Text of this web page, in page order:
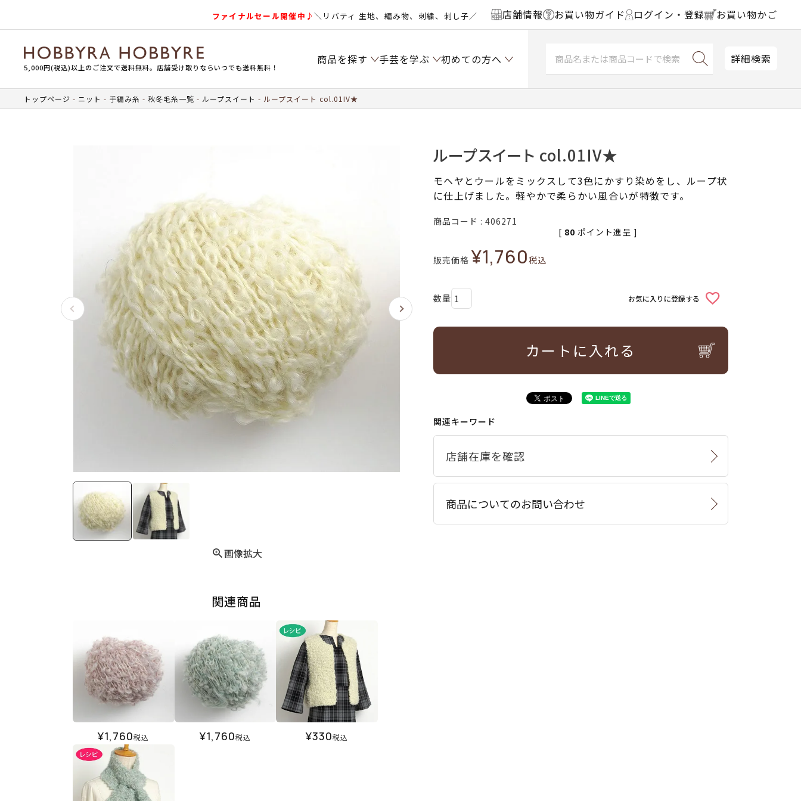
ファイナルセール開催中♪＼リバティ 生地、編み物、刺繍、刺し子／ 店舗情報 お買い物ガイド ログイン・登録 お買い物かご
5,000円(税込)以上のご注文で送料無料。店舗受け取りならいつでも送料無料！
商品を探す 手芸を学ぶ 初めての方へ 詳細検索
トップページ ニット 手編み糸 秋冬毛糸一覧 ループスイート ループスイート col.01IV★
画像拡大
関連商品
¥1,760税込 ¥1,760税込 ¥330税込
ループスイート col.01IV★
モヘヤとウールをミックスして3色にかすり染めをし、ループ状
に仕上げました。軽やかで柔らかい風合いが特徴です。
商品コード 406271
販売価格 ¥1,760税込
[ 80 ポイント進呈 ]
お気に入りに登録する
カートに入れる
関連キーワード
商品についてのお問い合わせ